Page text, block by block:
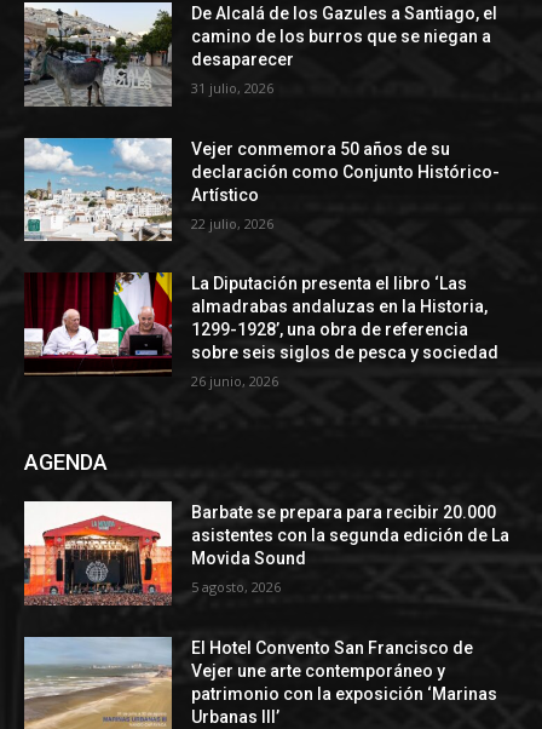
De Alcalá de los Gazules a Santiago, el
camino de los burros que se niegan a
desaparecer
31 julio, 2026
Vejer conmemora 50 años de su
declaración como Conjunto Histórico-
Artístico
22 julio, 2026
La Diputación presenta el libro ‘Las
almadrabas andaluzas en la Historia,
1299-1928’, una obra de referencia
sobre seis siglos de pesca y sociedad
26 junio, 2026
AGENDA
Barbate se prepara para recibir 20.000
asistentes con la segunda edición de La
Movida Sound
5 agosto, 2026
El Hotel Convento San Francisco de
Vejer une arte contemporáneo y
patrimonio con la exposición ‘Marinas
Urbanas III’